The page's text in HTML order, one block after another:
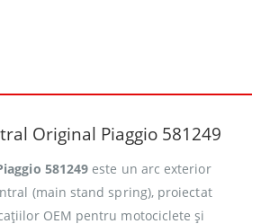
Original Piaggio 581249
581249 este un arc exterior
(main stand spring), proiectat
OEM pentru motociclete și